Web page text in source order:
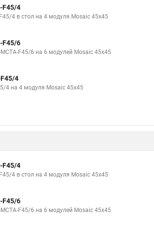
F45/4
4 в стол на 4 модуля Mosaic 45x45
F45/6
F45/6 на 6 модулей Mosaic 45x45
4
4 на 4 модуля Mosaic 45x45
F45/4
4 в стол на 4 модуля Mosaic 45x45
F45/6
F45/6 на 6 модулей Mosaic 45x45